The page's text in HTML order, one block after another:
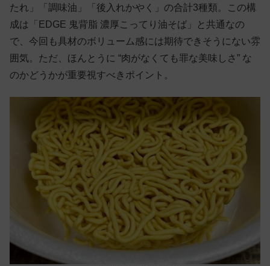
たれ」「調味油」「後入れかやく」の合計3種類。この構
成は「EDGE 鬼背脂 濃厚こってり油そば」と共通なの
で、今回も具材のボリューム感には期待できそうにない雰
囲気。ただ、ほんとうに “肉がなくても罪な美味しさ” な
のかどうかが重要視すべきポイント。